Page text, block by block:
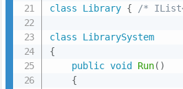
class Library { /*
class
LibrarySystem
{
public void Run( )
{